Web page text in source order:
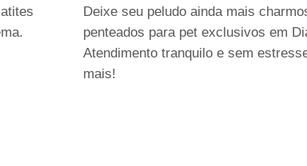
Deixe seu peludo ainda mais
penteados para pet exclusivos em
Atendimento tranquilo e sem
mais!